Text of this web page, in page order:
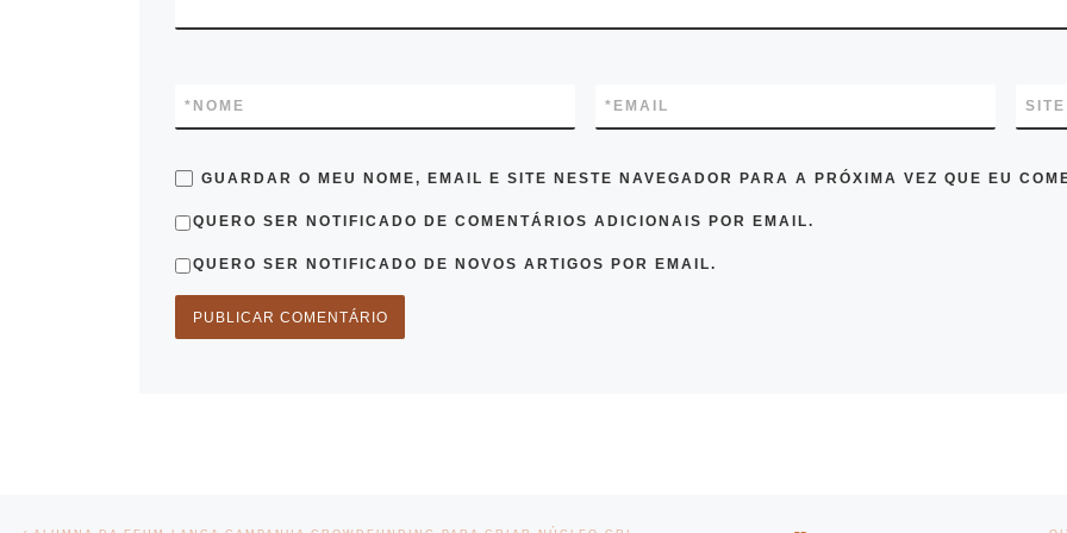
NOME
* EMAIL
* SITE
GUARDAR O MEU NOME, EMAIL E SITE NESTE NAVEGADOR PARA A PRÓXIMA VEZ QUE EU
QUERO SER NOTIFICADO DE COMENTÁRIOS ADICIONAIS POR EMAIL.
QUERO SER NOTIFICADO DE NOVOS ARTIGOS POR EMAIL.